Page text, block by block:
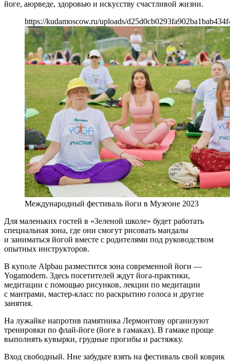
йоге, аюрведе, здоровью и искусству счастливой жизни.
https://kudamoscow.ru/uploads/
Международный фестиваль йоги в Музеоне 2023
Для маленьких гостей в «Зеленой школе» будет работать
специальная зона, где они смогут рисовать мандалы
и заниматься йогой вместе с родителями под руководством
опытных инструкторов.
В куполе Alpbau разместится зона современной йоги —
Yogamodern. Здесь посетителей ждут йога-практики,
медитации с помощью рисунков, лекции по медитации
с мантрами, мастер-класс по раскрытию голоса и другие
занятия.
На лужайке напротив памятника Лермонтову организуют
тренировки по флай-йоге (йоге в гамаках). В гамаке проще
выполнять кувырки, грудные прогибы и растяжку.
Вход свободный. Нне забудьте взять на фестиваль свой коврик